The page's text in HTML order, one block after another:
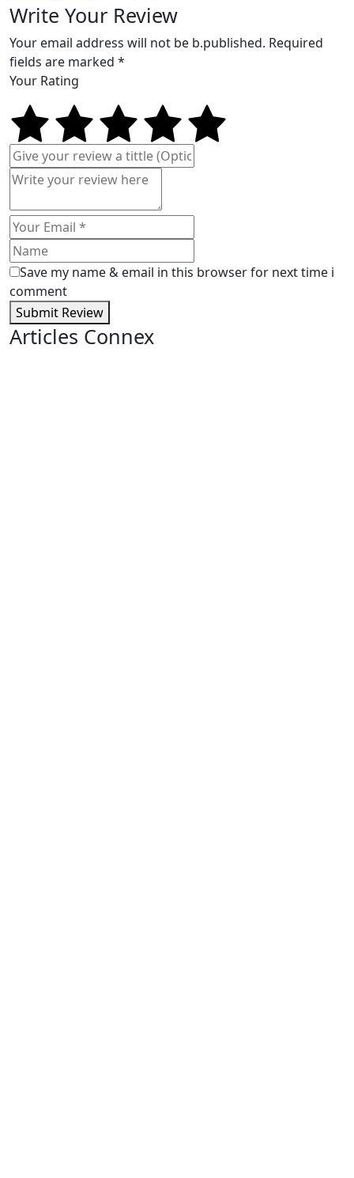
Write Your Review
Your email address will not be b.published. Required
fields are marked *
Your Rating
Save my name & email in this browser for next time i
comment
Submit Review
Articles Connex